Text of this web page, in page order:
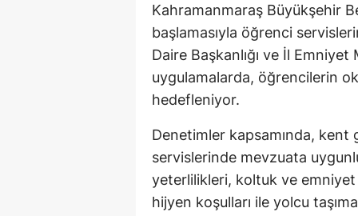
Kahramanmaraş Büyükşehir
başlamasıyla öğrenci
Daire Başkanlığı ve İl
uygulamalarda, öğrencilerin
hedefleniyor.
Denetimler kapsamında, kent
servislerinde mevzuata
yeterlilikleri, koltuk ve emniyet
hijyen koşulları ile yolcu